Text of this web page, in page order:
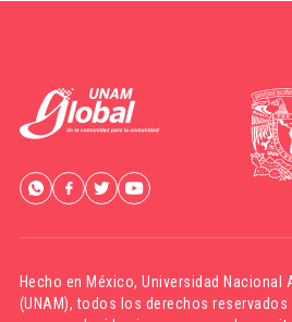
Hecho en México,Universidad Nacional
(UNAM), todos los derechos reservados